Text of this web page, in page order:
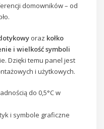
domowników – od
oraz kołko
i wielkość symboli
Dzięki temu panel jest
i użytkowych.
do 0,5°C w
i symbole graficzne